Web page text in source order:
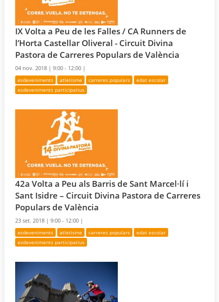
IX Volta a Peu de les Falles / CA Runners de
l’Horta Castellar Oliveral - Circuit Divina
Pastora de Carreres Populars de València
04 nov. 2018 |9:00 - 12:00 |
esdeveniments atletisme carreres populars
edat escolar
esdeveniments participatius
42a Volta a Peu als Barris de Sant Marcel·lí i
Sant Isidre – Circuit Divina Pastora de Carreres
Populars de València
23 set. 2018 |9:00 - 12:00 |
esdeveniments atletisme carreres populars
edat escolar
esdeveniments participatius